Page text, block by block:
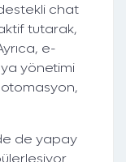
chat
tutarak,
e-
yönetimi
de yapay